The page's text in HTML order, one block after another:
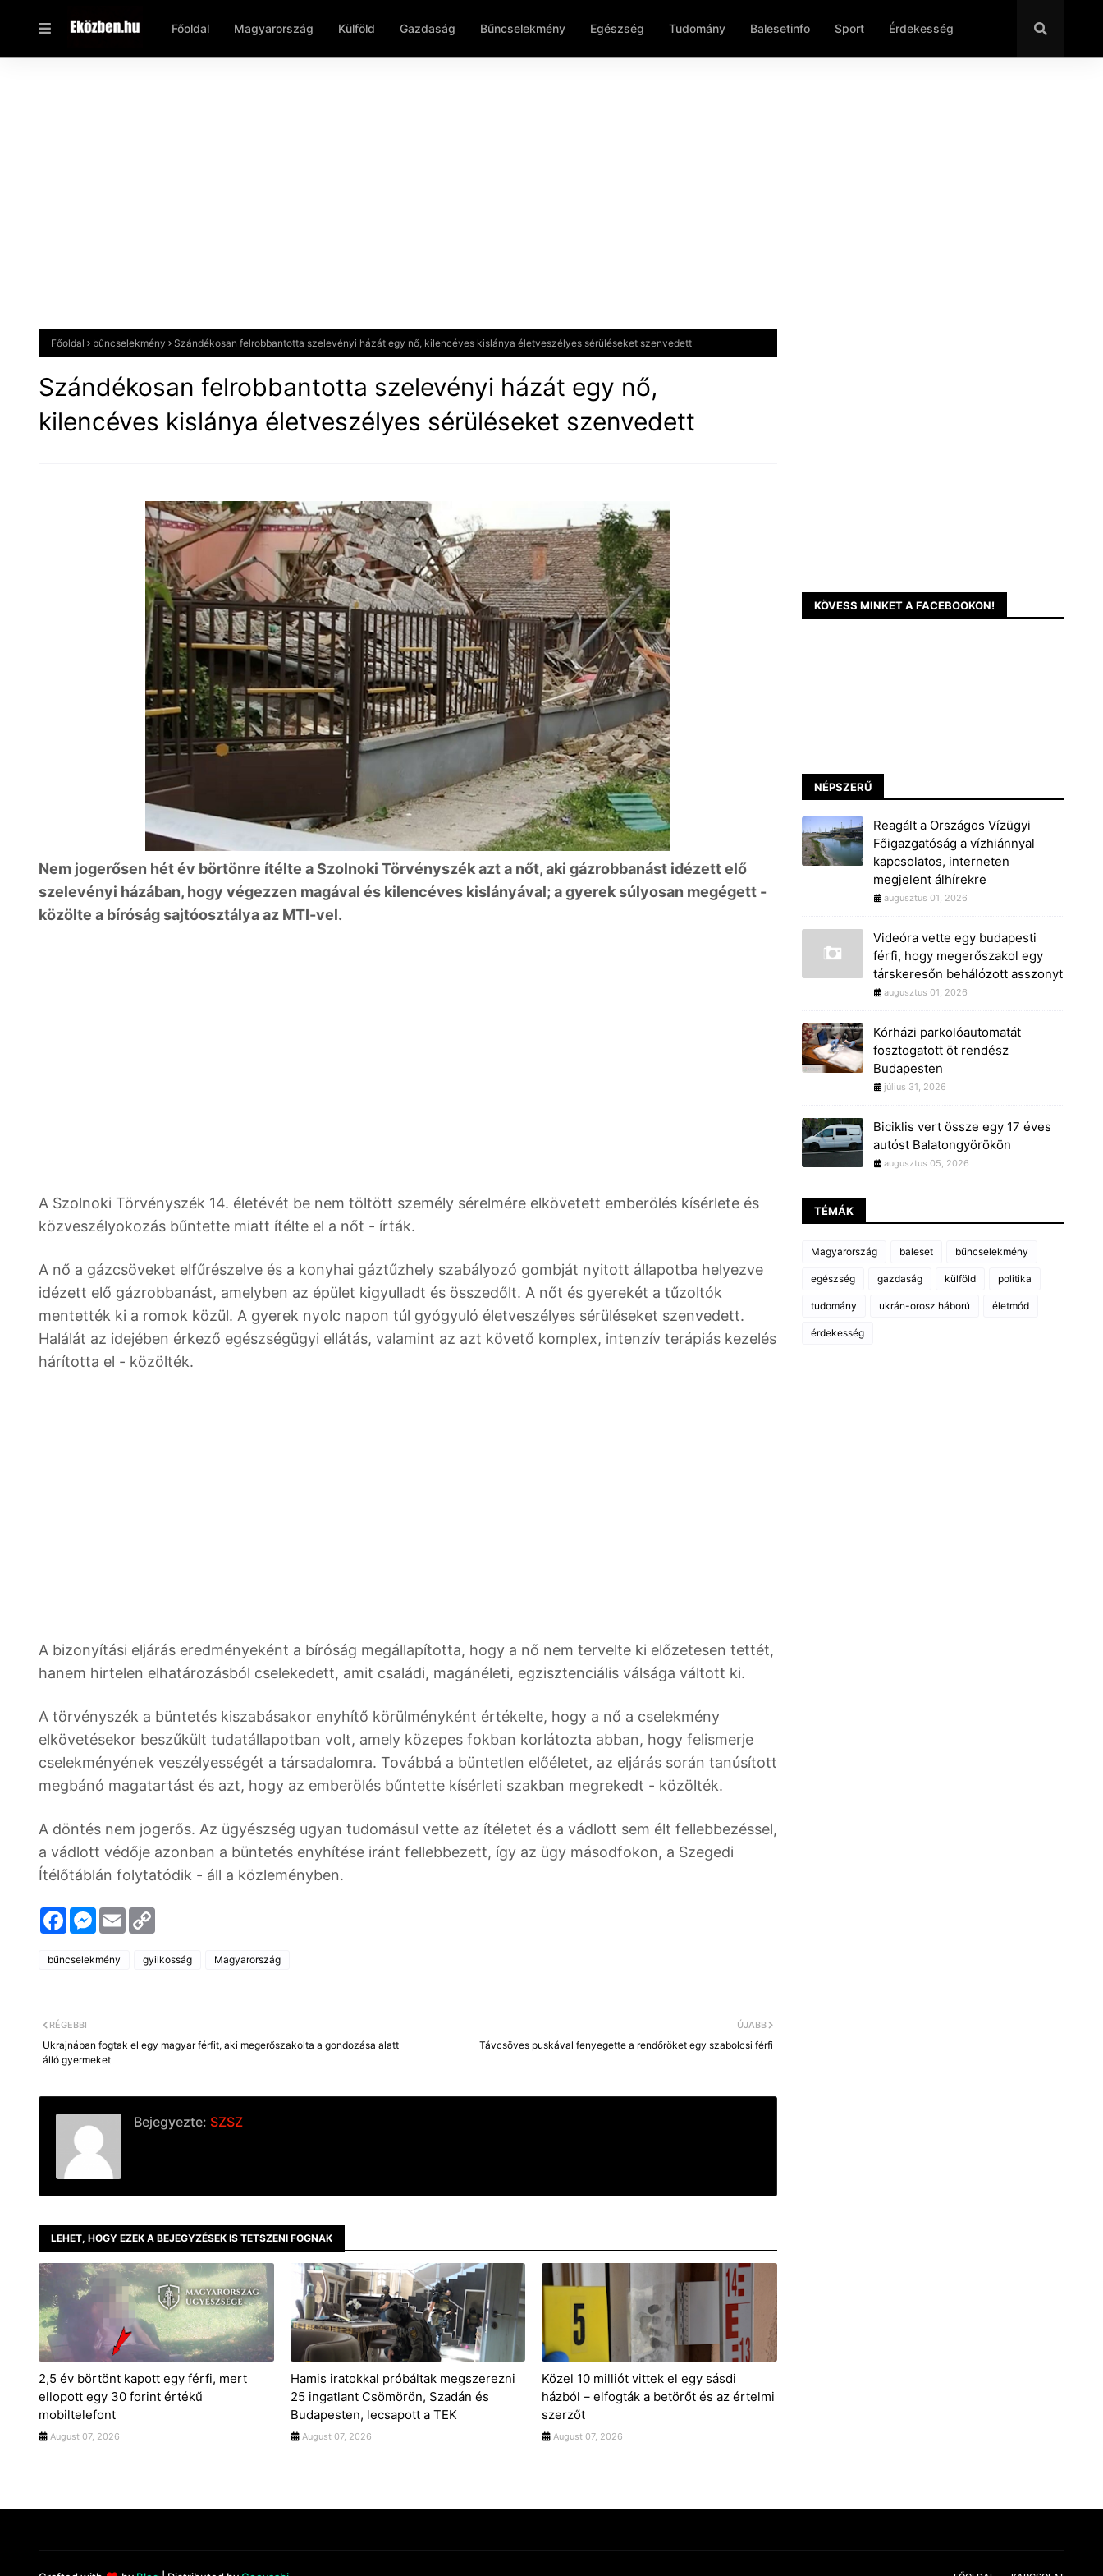
Főoldal Magyarország Külföld Gazdaság Bűncselekmény Egészség Tudomány Balesetinfo Sport Érdekesség
Főoldal bűncselekmény Szándékosan felrobbantotta szelevényi házát egy nő, kilencéves kislánya életveszélyes sérüléseket szenvedett
Szándékosan felrobbantotta szelevényi házát egy nő,
kilencéves kislánya életveszélyes sérüléseket szenvedett
Nem jogerősen hét év börtönre ítélte a Szolnoki Törvényszék azt a nőt, aki gázrobbanást idézett elő
szelevényi házában, hogy végezzen magával és kilencéves kislányával; a gyerek súlyosan megégett -
közölte a bíróság sajtóosztálya az MTI-vel.
A Szolnoki Törvényszék 14. életévét be nem töltött személy sérelmére elkövetett emberölés kísérlete és
közveszélyokozás bűntette miatt ítélte el a nőt - írták.
A nő a gázcsöveket elfűrészelve és a konyhai gáztűzhely szabályozó gombját nyitott állapotba helyezve
idézett elő gázrobbanást, amelyben az épület kigyulladt és összedőlt. A nőt és gyerekét a tűzoltók
mentették ki a romok közül. A gyerek nyolc napon túl gyógyuló életveszélyes sérüléseket szenvedett.
Halálát az idejében érkező egészségügyi ellátás, valamint az azt követő komplex, intenzív terápiás kezelés
hárította el - közölték.
A bizonyítási eljárás eredményeként a bíróság megállapította, hogy a nő nem tervelte ki előzetesen tettét,
hanem hirtelen elhatározásból cselekedett, amit családi, magánéleti, egzisztenciális válsága váltott ki.
A törvényszék a büntetés kiszabásakor enyhítő körülményként értékelte, hogy a nő a cselekmény
elkövetésekor beszűkült tudatállapotban volt, amely közepes fokban korlátozta abban, hogy felismerje
cselekményének veszélyességét a társadalomra. Továbbá a büntetlen előéletet, az eljárás során tanúsított
megbánó magatartást és azt, hogy az emberölés bűntette kísérleti szakban megrekedt - közölték.
A döntés nem jogerős. Az ügyészség ugyan tudomásul vette az ítéletet és a vádlott sem élt fellebbezéssel,
a vádlott védője azonban a büntetés enyhítése iránt fellebbezett, így az ügy másodfokon, a Szegedi
Ítélőtáblán folytatódik - áll a közleményben.
F
a
e
b
M
e
s
e
E
m
y
L
bűncselekmény gyilkosság Magyarország
ÚJABB
Távcsöves puskával fenyegette a rendőröket egy szabolcsi férfi
RÉGEBBI
Ukrajnában fogtak el egy magyar férfit, aki megerőszakolta a gondozása alatt
álló gyermeket
Bejegyezte: SZSZ
LEHET, HOGY EZEK A BEJEGYZÉSEK IS TETSZENI FOGNAK
2,5 év börtönt kapott egy férfi, mert
ellopott egy 30 forint értékű
mobiltelefont
August 07, 2026
Hamis iratokkal próbáltak megszerezni
25 ingatlant Csömörön, Szadán és
Budapesten, lecsapott a TEK
August 07, 2026
Közel 10 milliót vittek el egy sásdi
házból – elfogták a betörőt és az értelmi
szerzőt
August 07, 2026
KÖVESS MINKET A FACEBOOKON!
NÉPSZERŰ
Reagált a Országos Vízügyi
Főigazgatóság a vízhiánnyal
kapcsolatos, interneten
megjelent álhírekre
augusztus 01, 2026
Videóra vette egy budapesti
férfi, hogy megerőszakol egy
társkeresőn behálózott asszonyt
augusztus 01, 2026
Kórházi parkolóautomatát
fosztogatott öt rendész
Budapesten
július 31, 2026
Biciklis vert össze egy 17 éves
autóst Balatongyörökön
augusztus 05, 2026
TÉMÁK
Magyarország baleset bűncselekmény
egészség gazdaság külföld politika
tudomány ukrán-orosz háború életmód
érdekesség